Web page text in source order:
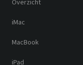
Overzicht
iMac
MacBook
iPad